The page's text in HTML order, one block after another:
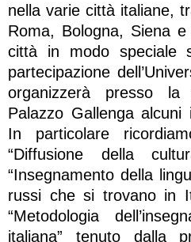
nella varie città italiane,
Roma, Bologna, Siena e
città in modo speciale
partecipazione
organizzerà presso
Palazzo Gallenga
In particolare
“Diffusione della
“Insegnamento della
russi che si trovano in
“Metodologia
italiana” tenuto dalla